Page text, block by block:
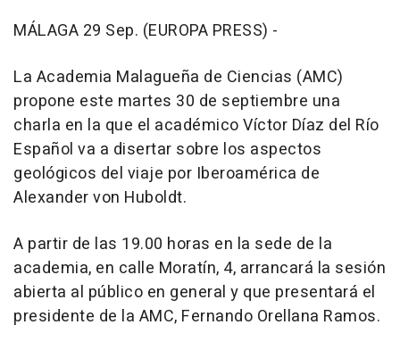
MÁLAGA 29 Sep. (EUROPA PRESS) -
La Academia Malagueña de Ciencias (AMC)
propone este martes 30 de septiembre una
charla en la que el académico Víctor Díaz del Río
Español va a disertar sobre los aspectos
geológicos del viaje por Iberoamérica de
Alexander von Huboldt.
A partir de las 19.00 horas en la sede de la
academia, en calle Moratín, 4, arrancará la sesión
abierta al público en general y que presentará el
presidente de la AMC, Fernando Orellana Ramos.